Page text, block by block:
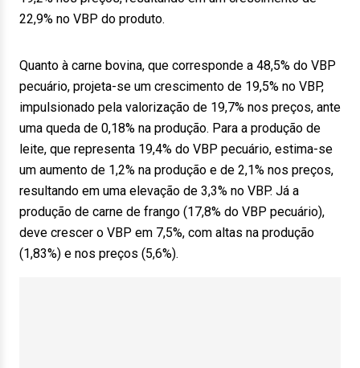
22,9% no VBP do produto.
Quanto à carne bovina, que corresponde a 48,5% do VBP
pecuário, projeta-se um crescimento de 19,5% no VBP,
impulsionado pela valorização de 19,7% nos preços, ante
uma queda de 0,18% na produção. Para a produção de
leite, que representa 19,4% do VBP pecuário, estima-se
um aumento de 1,2% na produção e de 2,1% nos preços,
resultando em uma elevação de 3,3% no VBP. Já a
produção de carne de frango (17,8% do VBP pecuário),
deve crescer o VBP em 7,5%, com altas na produção
(1,83%) e nos preços (5,6%).